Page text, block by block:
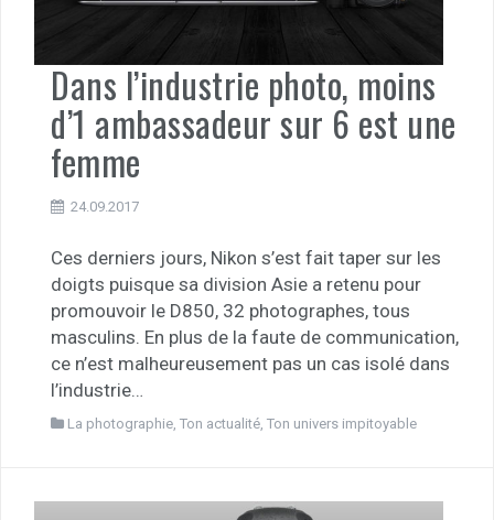
Dans l’industrie photo, moins
d’1 ambassadeur sur 6 est une
femme
24.09.2017
Ces derniers jours, Nikon s’est fait taper sur les
doigts puisque sa division Asie a retenu pour
promouvoir le D850, 32 photographes, tous
masculins. En plus de la faute de communication,
ce n’est malheureusement pas un cas isolé dans
l’industrie…
La photographie, Ton actualité, Ton univers impitoyable